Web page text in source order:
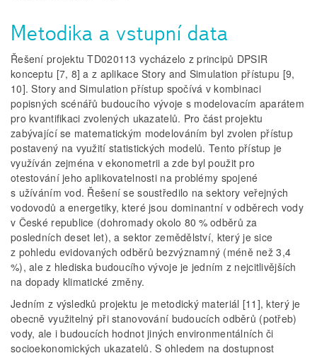
Metodika a vstupní data
Řešení projektu TD020113 vycházelo z principů DPSIR
konceptu [7, 8] a z aplikace Story and Simulation přístupu [9,
10]. Story and Simulation přístup spočívá v kombinaci
popisných scénářů budoucího vývoje s modelovacím aparátem
pro kvantifikaci zvolených ukazatelů. Pro část projektu
zabývající se matematickým modelováním byl zvolen přístup
postavený na využití statistických modelů. Tento přístup je
využíván zejména v ekonometrii a zde byl použit pro
otestování jeho aplikovatelnosti na problémy spojené
s užíváním vod. Řešení se soustředilo na sektory veřejných
vodovodů a energetiky, které jsou dominantní v odběrech vody
v České republice (dohromady okolo 80 % odběrů za
posledních deset let), a sektor zemědělství, který je sice
z pohledu evidovaných odběrů bezvýznamný (méně než 3,4
%), ale z hlediska budoucího vývoje je jedním z nejcitlivějších
na dopady klimatické změny.
Jedním z výsledků projektu je metodický materiál [11], který je
obecně využitelný při stanovování budoucích odběrů (potřeb)
vody, ale i budoucích hodnot jiných environmentálních či
socioekonomických ukazatelů. S ohledem na dostupnost